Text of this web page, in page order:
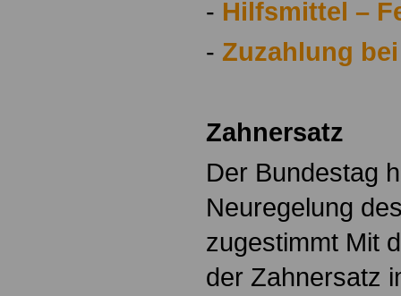
- Hilfsmittel –
- Zuzahlung
Zahnersatz
Der Bundestag
Neuregelung
zugestimmt Mit
der Zahnersatz